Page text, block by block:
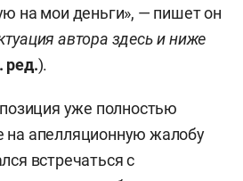
на мои деньги», — пишет он
автора здесь и ниже
ред.).
уже полностью
на апелляционную жалобу
встречаться с